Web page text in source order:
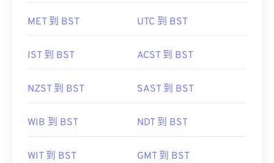
MET 到 BST UTC 到 BST
IST 到 BST ACST 到 BST
NZST 到 BST SAST 到 BST
WIB 到 BST NDT 到 BST
WIT 到 BST GMT 到 BST